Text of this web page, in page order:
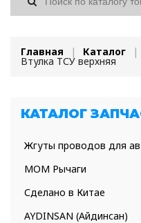
Главная Каталог
Втулка ТСУ верхняя
КАТАЛОГ
Жгуты проводов для
МОМ Рычаги
Сделано в Китае
AYDINSAN (Айдинсан)